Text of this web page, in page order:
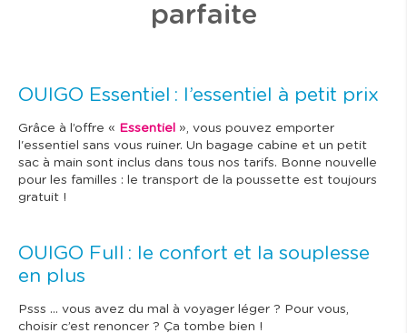
parfaite
OUIGO Essentiel : l’essentiel à petit prix
Grâce à l’offre « Essentiel », vous pouvez emporter
l'essentiel sans vous ruiner. Un bagage cabine et un petit
sac à main sont inclus dans tous nos tarifs. Bonne nouvelle
pour les familles : le transport de la poussette est toujours
gratuit !
OUIGO Full : le confort et la souplesse
en plus
Psss … vous avez du mal à voyager léger ? Pour vous,
choisir c’est renoncer ? Ça tombe bien !